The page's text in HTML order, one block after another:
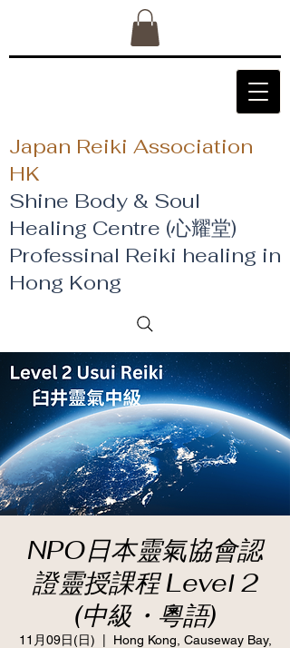
Japan Reiki Association
HK
Shine Body & Soul
Healing Centre (心耀堂)
​Professinal Reiki healing in
Hong Kong
NPO日本靈氣協會認
證靈授課程 Level 2
(中級・粵語)
11月09日(日)
Hong Kong, Causeway Bay,